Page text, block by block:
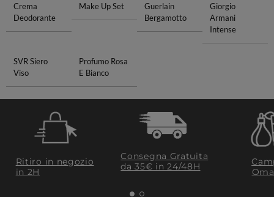
Crema
Deodorante
Make Up Set
Guerlain
Bergamotto
Giorgio
Armani
Intense
SVR Siero
Viso
Profumo Rosa
E Bianco
Ritiro in negozio
in 2H
Consegna Gratuita
da 35€​ in 24/48H